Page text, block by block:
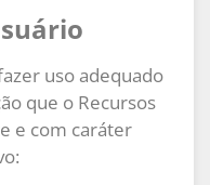
uso adequado
que o Recursos
e com caráter